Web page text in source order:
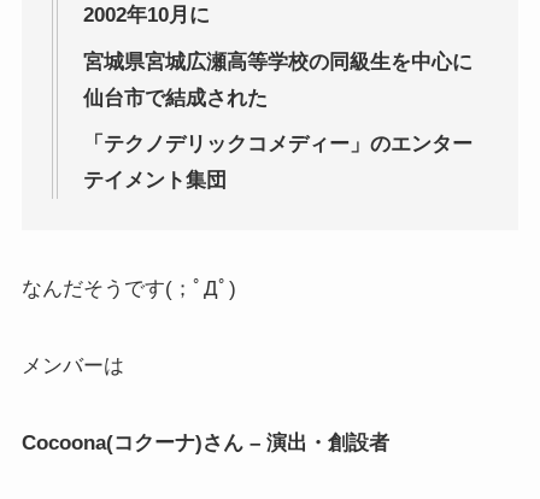
2002年10月に
宮城県宮城広瀬高等学校の同級生を中心に
仙台市で結成された
「テクノデリックコメディー」のエンター
テイメント集団
なんだそうです(；ﾟДﾟ)
メンバーは
Cocoona(コクーナ)さん – 演出・創設者